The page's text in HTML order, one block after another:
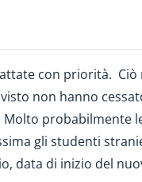
con priorità.
non hanno
probabilmente
gli studenti
data di inizio del